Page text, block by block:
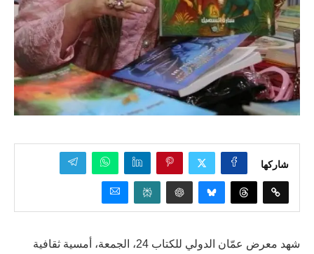
شاركها
شهد معرض عمّان الدولي للكتاب 24، الجمعة، أمسية ثقافية